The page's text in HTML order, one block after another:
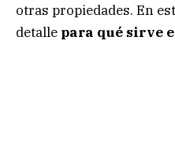
otras propiedades. En
detalle para qué sirve